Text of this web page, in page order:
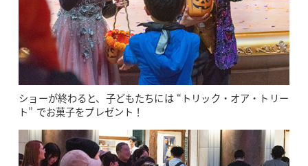
ショーが終わると、子どもたちには “トリック・オア・トリー
ト” でお菓子をプレゼント！